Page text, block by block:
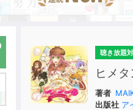
聴き放題
ヒメタ
著者
出版社 ア